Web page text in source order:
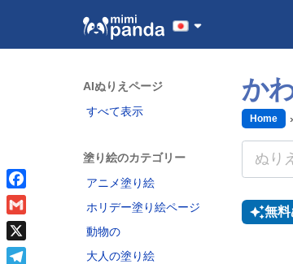
AIぬりえページ
すべて表示
塗り絵のカテゴリー
アニメ塗り絵
ホリデー塗り絵ページ
動物の
大人の塗り絵
か
Home
無
Facebook
Gmail
X